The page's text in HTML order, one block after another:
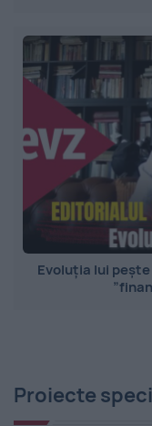
Evoluția lui
Proiecte